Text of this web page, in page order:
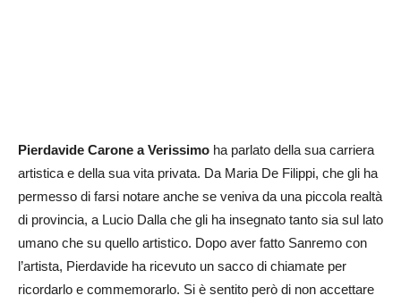
Pierdavide Carone a Verissimo ha parlato della sua carriera
artistica e della sua vita privata. Da Maria De Filippi, che gli ha
permesso di farsi notare anche se veniva da una piccola realtà
di provincia, a Lucio Dalla che gli ha insegnato tanto sia sul lato
umano che su quello artistico. Dopo aver fatto Sanremo con
l’artista, Pierdavide ha ricevuto un sacco di chiamate per
ricordarlo e commemorarlo. Si è sentito però di non accettare